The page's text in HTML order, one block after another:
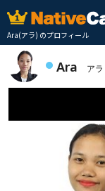
Ara(アラ) のプロフィール
Ara アラ